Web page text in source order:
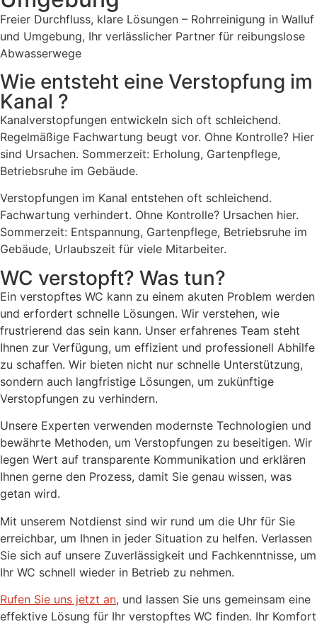
Freier Durchfluss, klare Lösungen – Rohrreinigung in Walluf
und Umgebung, Ihr verlässlicher Partner für reibungslose
Abwasserwege
Wie entsteht eine Verstopfung im
Kanal ?
Kanalverstopfungen entwickeln sich oft schleichend.
Regelmäßige Fachwartung beugt vor. Ohne Kontrolle? Hier
sind Ursachen. Sommerzeit: Erholung, Gartenpflege,
Betriebsruhe im Gebäude.
Verstopfungen im Kanal entstehen oft schleichend.
Fachwartung verhindert. Ohne Kontrolle? Ursachen hier.
Sommerzeit: Entspannung, Gartenpflege, Betriebsruhe im
Gebäude, Urlaubszeit für viele Mitarbeiter.
WC verstopft? Was tun?
Ein verstopftes WC kann zu einem akuten Problem werden
und erfordert schnelle Lösungen. Wir verstehen, wie
frustrierend das sein kann. Unser erfahrenes Team steht
Ihnen zur Verfügung, um effizient und professionell Abhilfe
zu schaffen. Wir bieten nicht nur schnelle Unterstützung,
sondern auch langfristige Lösungen, um zukünftige
Verstopfungen zu verhindern.
Unsere Experten verwenden modernste Technologien und
bewährte Methoden, um Verstopfungen zu beseitigen. Wir
legen Wert auf transparente Kommunikation und erklären
Ihnen gerne den Prozess, damit Sie genau wissen, was
getan wird.
Mit unserem Notdienst sind wir rund um die Uhr für Sie
erreichbar, um Ihnen in jeder Situation zu helfen. Verlassen
Sie sich auf unsere Zuverlässigkeit und Fachkenntnisse, um
Ihr WC schnell wieder in Betrieb zu nehmen.
Rufen Sie uns jetzt an, und lassen Sie uns gemeinsam eine
effektive Lösung für Ihr verstopftes WC finden. Ihr Komfort